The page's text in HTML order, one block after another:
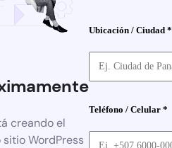
creando el
sitio WordPress
Ubicación / Ciudad *
Teléfono / Celular *